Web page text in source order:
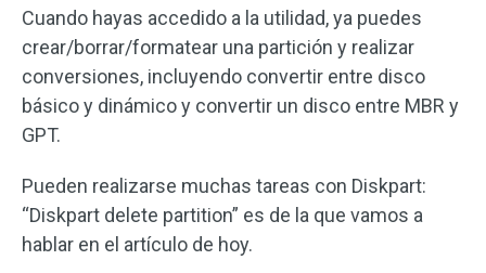
Cuando hayas accedido a la utilidad, ya puedes
crear/borrar/formatear una partición y realizar
conversiones, incluyendo convertir entre disco
básico y dinámico y convertir un disco entre MBR y
GPT.
Pueden realizarse muchas tareas con Diskpart:
“Diskpart delete partition” es de la que vamos a
hablar en el artículo de hoy.